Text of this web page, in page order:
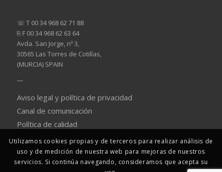
☏ T 00 34 968 62 71 88
⎘ F 00 34 968 62 63 64
Avda. San Jorge, nº 3,
30565 Las Torres de Cotillas,
(MURCIA) SPAIN
—
Aviso legal y política de privacidad
Canal de comunicación
Política de calidad
Utilizamos cookies propias y de terceros para realizar análisis de
uso y de medición de nuestra web para mejoras de nuestros
servicios. Si continúa navegando, consideramos que acepta su